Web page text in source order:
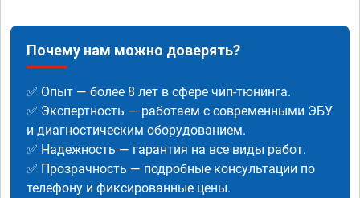
Почему нам можно доверять?
✅ Опыт — более 8 лет в сфере чип-тюнинга.
✅ Экспертность — работаем с современными ЭБУ
и диагностическим оборудованием.
✅ Надежность — гарантия на все виды работ.
✅ Прозрачность — подробные консультации по
телефону и фиксированные цены.